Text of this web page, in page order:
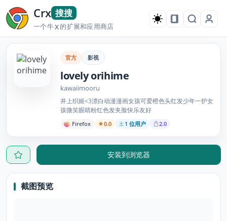
Crx 搜搜
一个牛X的扩展和应用商店
官方 影视
lovely orihime
kawaiimooru
井上织姬<3漂白动漫漫画女孩可爱橙色头红发少年一护女
孩微笑眼睛粉红色发夹脸快乐友好
Firefox 0.0 1 位用户 2.0
安装到浏览器
截图预览